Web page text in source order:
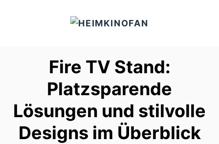
Fire TV Stand:
Platzsparende
Lösungen und stilvolle
Designs im Überblick